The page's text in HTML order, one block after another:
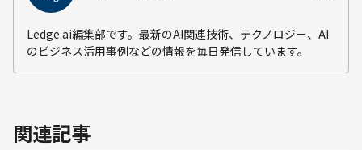
Ledge.ai編集部です。最新のAI関連技術、テクノロジー、AI
のビジネス活用事例などの情報を毎日発信しています。
関連記事